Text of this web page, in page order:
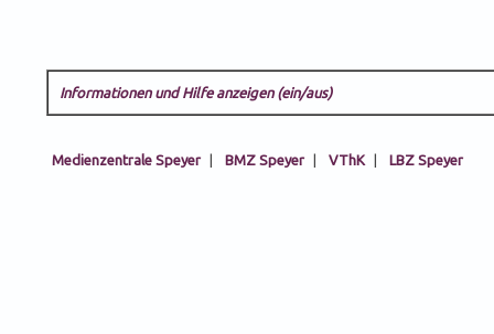
Informationen und Hilfe anzeigen (ein/aus)
Medienzentrale Speyer | BMZ Speyer | VThK | LBZ Speyer